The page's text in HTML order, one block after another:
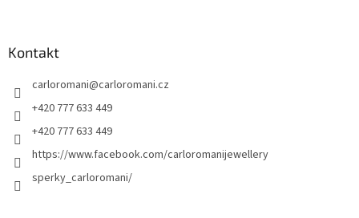
Kontakt
carloromani@carloromani.cz
+420 777 633 449
+420 777 633 449
https://www.facebook.com/carloromanijewellery
sperky_carloromani/